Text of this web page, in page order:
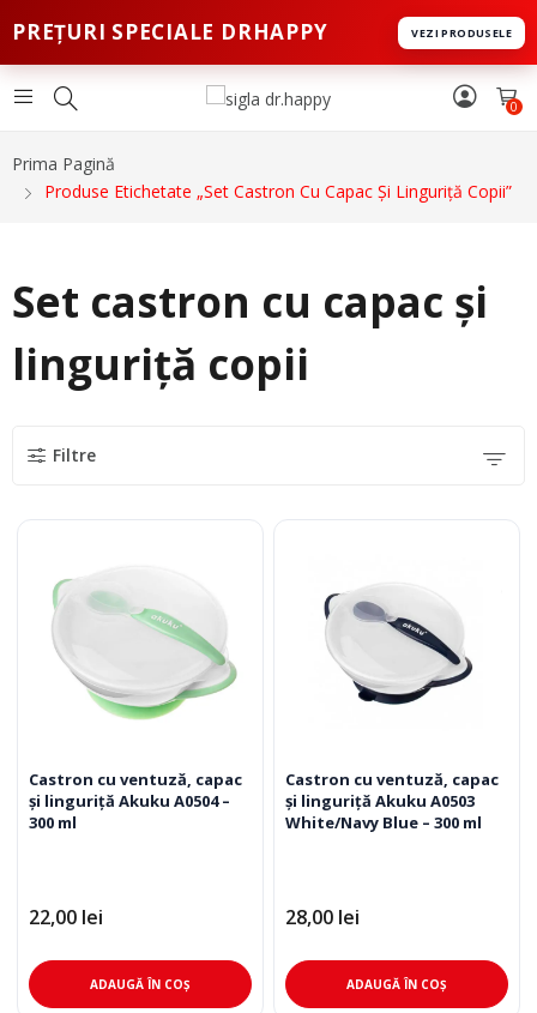
PREȚURI SPECIALE DRHAPPY VEZI PRODUSELE
0
Prima Pagină
Produse Etichetate „Set Castron Cu Capac Și Linguriță Copii”
Set castron cu capac și
linguriță copii
Filtre
Castron cu ventuză, capac
și linguriță Akuku A0504 –
300 ml
22,00 lei
ADAUGĂ ÎN COȘ
Castron cu ventuză, capac
și linguriță Akuku A0503
White/Navy Blue – 300 ml
28,00 lei
ADAUGĂ ÎN COȘ